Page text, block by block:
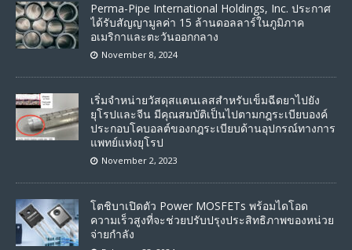
Perma-Pipe International Holdings, Inc. ประกาศ
ได้รับสัญญามูลค่า 15 ล้านดอลลาร์ในภูมิภาค
อเมริกาและตะวันออกกลาง
November 8, 2024
เริ่มจำหน่ายวัสดุสแตนเลสสำหรับเข็มฉีดยาไปยัง
ยุโรปและจีน มีคุณสมบัติเป็นไปตามกฎระเบียบองค์
ประกอบโคบอลต์ของกฎระเบียบด้านอุปกรณ์ทางการ
แพทย์แห่งยุโรป
November 2, 2023
โตชิบาเปิดตัว Power MOSFETs พร้อมไดโอด
ความเร็วสูงที่จะช่วยปรับปรุงประสิทธิภาพของหน่วย
จ่ายกำลัง